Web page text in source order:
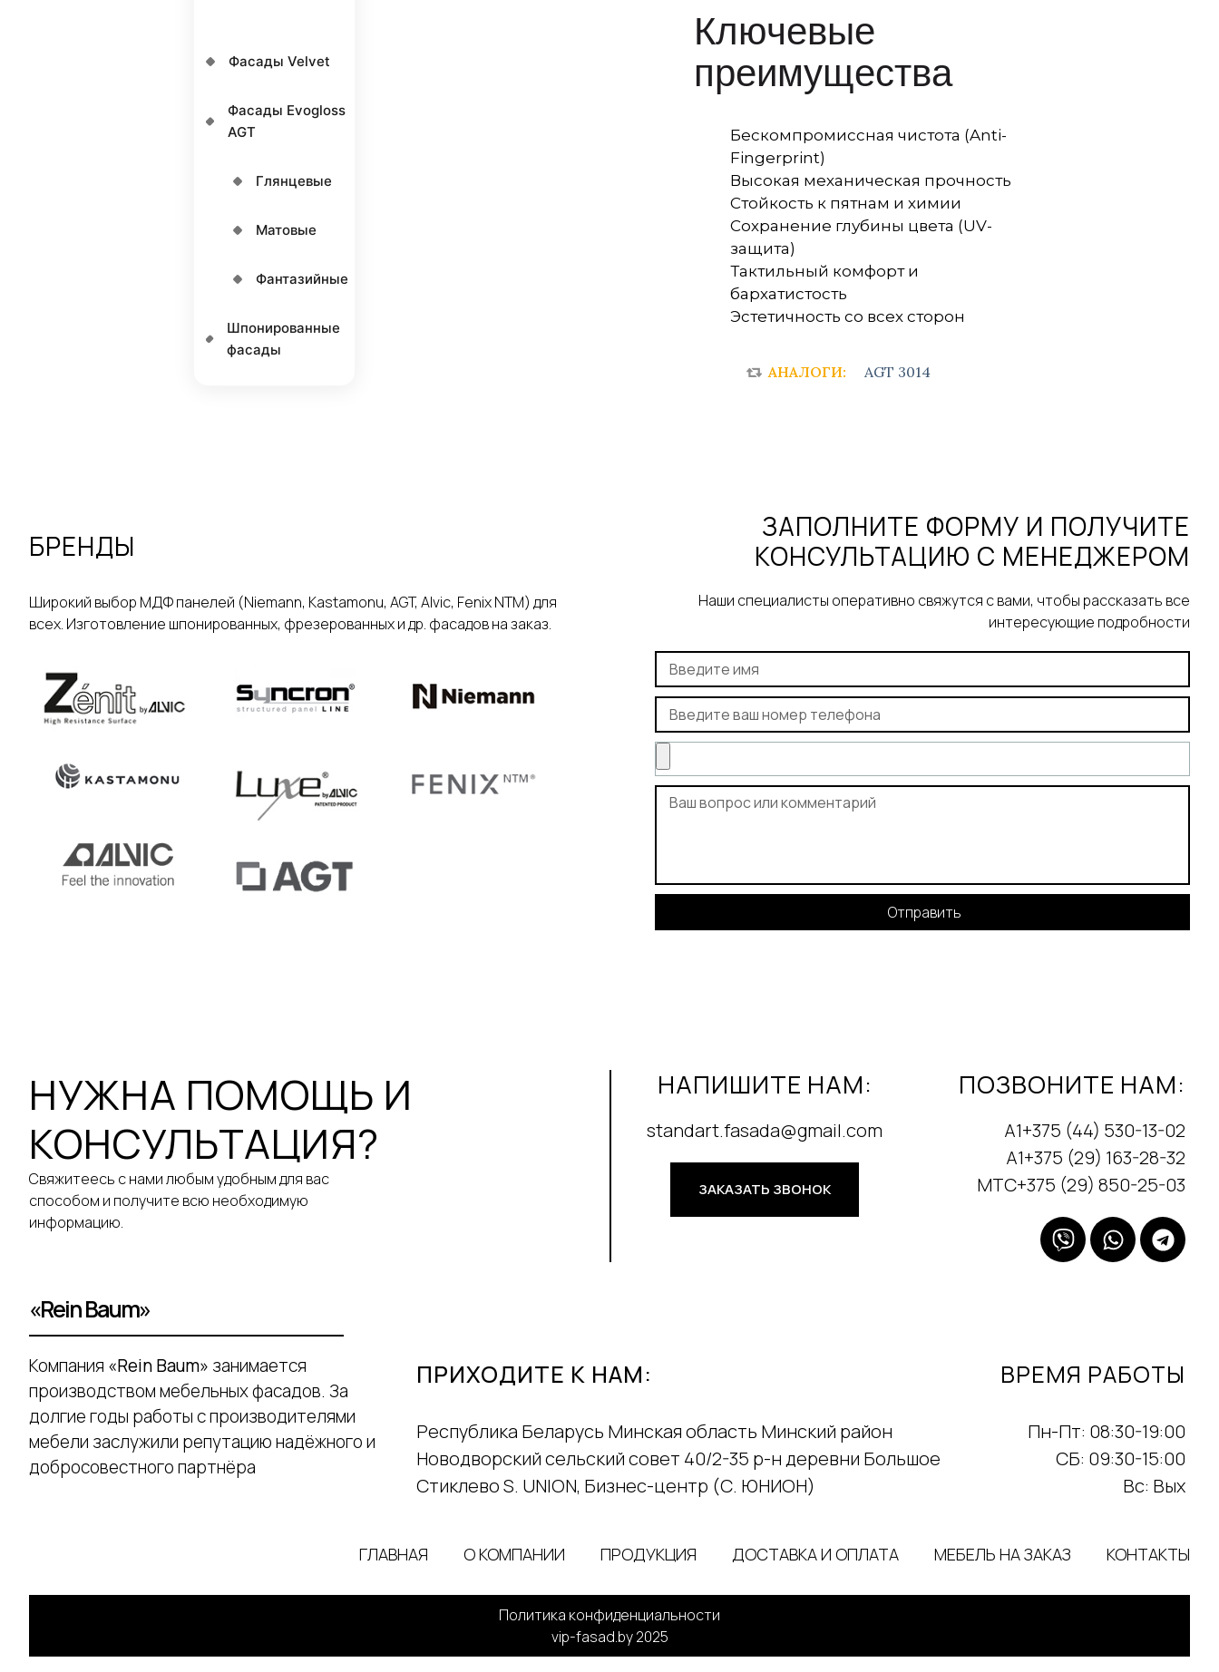
Фасады Velvet
Фасады Еvogloss
AGT
Глянцевые
Матовые
Фантазийные
Шпонированные
фасады
Ключевые
преимущества
Бескомпромиссная чистота (Anti-
Fingerprint)
Высокая механическая прочность
Стойкость к пятнам и химии
Сохранение глубины цвета (UV-
защита)
Тактильный комфорт и
бархатистость
Эстетичность со всех сторон
АНАЛОГИ: AGT 3014
БРЕНДЫ
Широкий выбор МДФ панелей (Niemann, Kastamonu, AGT, Alvic, Fenix NTM) для
всех. Изготовление шпонированных, фрезерованных и др. фасадов на заказ.
ЗАПОЛНИТЕ ФОРМУ И ПОЛУЧИТЕ
КОНСУЛЬТАЦИЮ С МЕНЕДЖЕРОМ
Наши специалисты оперативно свяжутся с вами, чтобы рассказать все
интересующие подробности
Отправить
НУЖНА ПОМОЩЬ И
КОНСУЛЬТАЦИЯ?
Свяжитеесь с нами любым удобным для вас
способом и получите всю необходимую
информацию.
НАПИШИТЕ НАМ:
standart.fasada@gmail.com
ЗАКАЗАТЬ ЗВОНОК
ПОЗВОНИТЕ НАМ:
А1+375 (44) 530-13-02
А1+375 (29) 163-28-32
МТС+375 (29) 850-25-03
«Rein Baum»
Компания «Rein Baum» занимается
производством мебельных фасадов. За
долгие годы работы с производителями
мебели заслужили репутацию надёжного и
добросовестного партнёра
ПРИХОДИТЕ К НАМ:
Республика Беларусь Минская область Минский район
Новодворский сельский совет 40/2-35 р-н деревни Большое
Стиклево S. UNION, Бизнес-центр (С. ЮНИОН)
ВРЕМЯ РАБОТЫ
Пн-Пт: 08:30-19:00
СБ: 09:30-15:00
Вс: Вых
ГЛАВНАЯ О КОМПАНИИ ПРОДУКЦИЯ ДОСТАВКА И ОПЛАТА МЕБЕЛЬ НА ЗАКАЗ КОНТАКТЫ
Политика конфиденциальности
vip-fasad.by 2025